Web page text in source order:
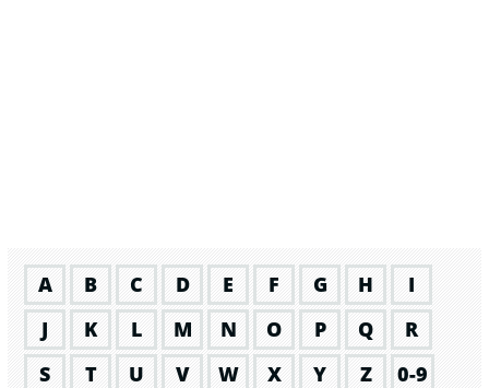
A B C D E F G H
I
J
K L M N O P Q
R
S
T U V W X Y Z
0-9